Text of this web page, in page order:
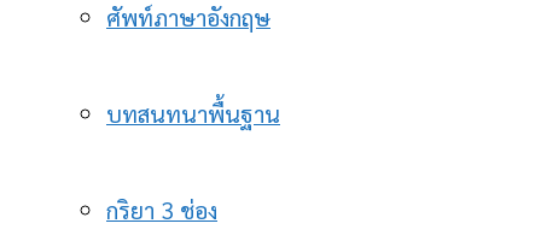
ศัพท์ภาษาอังกฤษ
บทสนทนาพื้นฐาน
กริยา 3 ช่อง